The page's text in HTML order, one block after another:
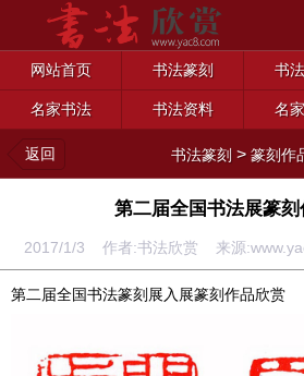
网站首页 书法篆刻 书
名家书法 书法资料 名
返回 书法篆刻 >篆刻作
第二届全国书法展篆
2017/1/3 作者:书法欣赏 来源
第二届全国书法篆刻展入展篆刻作品欣赏